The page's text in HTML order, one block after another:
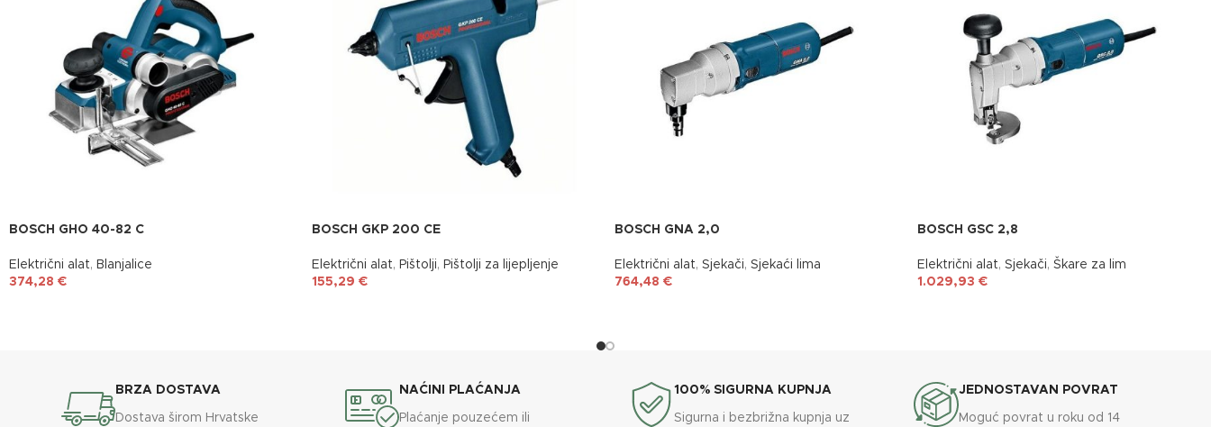
BOSCH GHO 40-82 C
Električni alat, Blanjalice
374,28 €
BOSCH GKP 200 CE
Električni alat, Pištolji, Pištolji za lijepljenje
155,29 €
BOSCH GNA 2,0
Električni alat, Sjekači, Sjekaći lima
764,48 €
BOSCH GSC 2,8
Električni alat, Sjekači, Škare za lim
1.029,93 €
BRZA DOSTAVA
Dostava širom Hrvatske
NAĆINI PLAĆANJA
Plaćanje pouzećem ili
100% SIGURNA KUPNJA
Sigurna i bezbrižna kupnja uz
JEDNOSTAVAN POVRAT
Moguć povrat u roku od 14